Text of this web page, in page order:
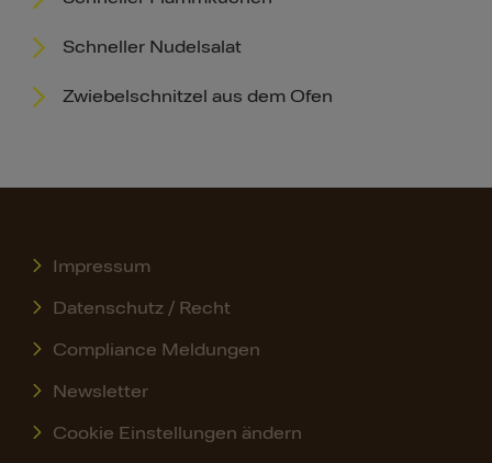
Schneller Nudelsalat
Zwiebelschnitzel aus dem Ofen
Impressum
Datenschutz / Recht
Compliance Meldungen
Newsletter
Cookie Einstellungen ändern